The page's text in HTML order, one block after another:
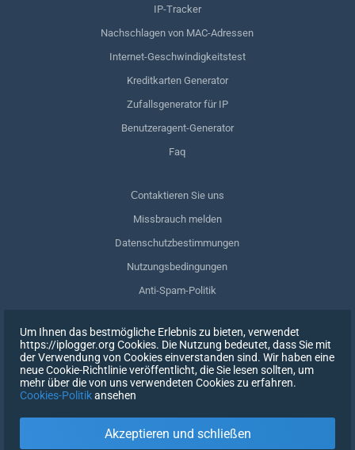
IP-Tracker
Nachschlagen von MAC-Adressen
Internet-Geschwindigkeitstest
Kreditkarten Generator
Zufallsgenerator für IP
Benutzeragent-Generator
Faq
Сontaktieren Sie uns
Missbrauch melden
Datenschutzbestimmungen
Nutzungsbedingungen
Anti-Spam-Politik
Meine Daten löschen
Zustimmung zurückziehen
Um Ihnen das bestmögliche Erlebnis zu bieten, verwendet
https://iplogger.org Cookies. Die Nutzung bedeutet, dass Sie mit
der Verwendung von Cookies einverstanden sind. Wir haben eine
neue Cookie-Richtlinie veröffentlicht, die Sie lesen sollten, um
mehr über die von uns verwendeten Cookies zu erfahren.
Cookies-Politikansehen
Akzeptieren und schließen